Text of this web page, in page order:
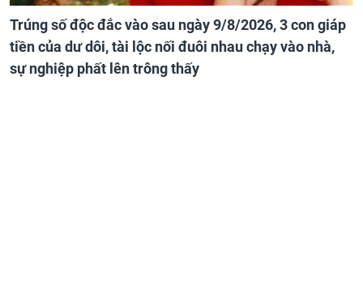
Trúng số độc đắc vào sau ngày 9/8/2026, 3 con giáp
tiền của dư dôi, tài lộc nối đuôi nhau chạy vào nhà,
sự nghiệp phất lên trông thấy